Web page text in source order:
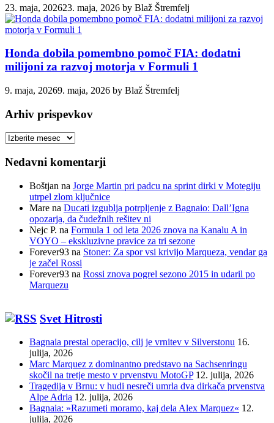
23. maja, 202623. maja, 2026 by Blaž Štremfelj
Honda dobila pomembno pomoč FIA: dodatni
milijoni za razvoj motorja v Formuli 1
9. maja, 20269. maja, 2026 by Blaž Štremfelj
Arhiv prispevkov
Arhiv
Nedavni komentarji
Boštjan na Jorge Martin pri padcu na sprint dirki v Motegiju
utrpel zlom ključnice
Mare na Ducati izgublja potrpljenje z Bagnaio: Dall’Igna
opozarja, da čudežnih rešitev ni
Nejc P. na Formula 1 od leta 2026 znova na Kanalu A in
VOYO – ekskluzivne pravice za tri sezone
Forever93 na Stoner: Za spor vsi krivijo Marqueza, vendar ga
je začel Rossi
Forever93 na Rossi znova pogrel sezono 2015 in udaril po
Marquezu
Svet Hitrosti
Bagnaia prestal operacijo, cilj je vrnitev v Silverstonu 16.
julija, 2026
Marc Marquez z dominantno predstavo na Sachsenringu
skočil na tretje mesto v prvenstvu MotoGP 12. julija, 2026
Tragedija v Brnu: v hudi nesreči umrla dva dirkača prvenstva
Alpe Adria 12. julija, 2026
Bagnaia: »Razumeti moramo, kaj dela Alex Marquez« 12.
julija, 2026